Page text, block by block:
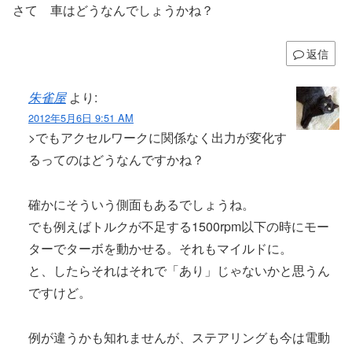
さて 車はどうなんでしょうかね？
返信
朱雀屋 より:
2012年5月6日 9:51 AM
>でもアクセルワークに関係なく出力が変化す
るってのはどうなんですかね？
確かにそういう側面もあるでしょうね。
でも例えばトルクが不足する1500rpm以下の時にモー
ターでターボを動かせる。それもマイルドに。
と、したらそれはそれで「あり」じゃないかと思うん
ですけど。
例が違うかも知れませんが、ステアリングも今は電動